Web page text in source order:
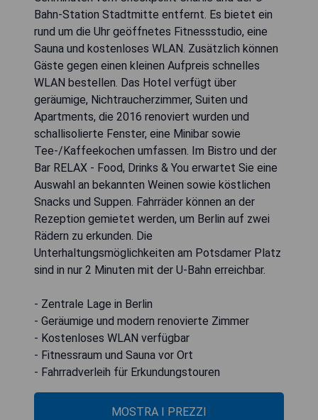
Bahn-Station Stadtmitte entfernt. Es bietet ein
rund um die Uhr geöffnetes Fitnessstudio, eine
Sauna und kostenloses WLAN. Zusätzlich können
Gäste gegen einen kleinen Aufpreis schnelles
WLAN bestellen. Das Hotel verfügt über
geräumige, Nichtraucherzimmer, Suiten und
Apartments, die 2016 renoviert wurden und
schallisolierte Fenster, eine Minibar sowie
Tee-/Kaffeekochen umfassen. Im Bistro und der
Bar RELAX - Food, Drinks & You erwartet Sie eine
Auswahl an bekannten Weinen sowie köstlichen
Snacks und Suppen. Fahrräder können an der
Rezeption gemietet werden, um Berlin auf zwei
Rädern zu erkunden. Die
Unterhaltungsmöglichkeiten am Potsdamer Platz
sind in nur 2 Minuten mit der U-Bahn erreichbar.
- Zentrale Lage in Berlin
- Geräumige und modern renovierte Zimmer
- Kostenloses WLAN verfügbar
- Fitnessraum und Sauna vor Ort
- Fahrradverleih für Erkundungstouren
MOSTRA I PREZZI